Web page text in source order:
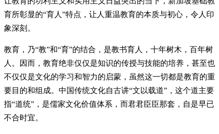
育所彰显的“育人”特点，让人重温教育的本质与初心，令人印
象深刻。
教育，乃“教”和“育”的结合，是教书育人，十年树木，百年树
人。因而，教育绝非仅仅是知识的传授与技能的培养，甚至也
不仅仅是文化的学习和智力的启蒙，虽然这一切都是教育的重
要目的和组成。中国传统文化自古讲“文以载道”，这个道主要
指“道统”，是儒家文化价值体系，而君君臣臣那套，自是早已
不合时宜。